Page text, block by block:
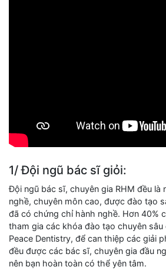
1/ Đội ngũ bác sĩ giỏi:
Đội ngũ bác sĩ, chuyên gia RHM đều là
nghề, chuyên môn cao, được đào tạo
đã có chứng chỉ hành nghề. Hơn 40%
tham gia các khóa đào tạo chuyên sâu
Peace Dentistry, để can thiệp các giải
đều được các bác sĩ, chuyên gia đầu
nên bạn hoàn toàn có thể yên tâm.